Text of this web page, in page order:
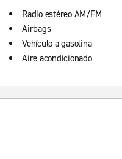
Radio estéreo AM/FM
Airbags
Vehículo a gasolina
Aire acondicionado